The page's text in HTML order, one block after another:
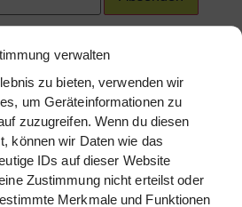
verwalten
zu bieten, verwenden wir
um Geräteinformationen zu
zuzugreifen. Wenn du diesen
können wir Daten wie das
IDs auf dieser Website
Zustimmung nicht erteilst oder
Merkmale und Funktionen